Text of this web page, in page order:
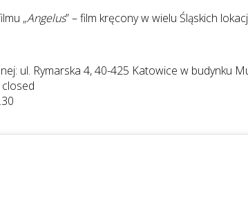
„Angelus” – film kręcony w wielu Śląskich
ul. Rymarska 4, 40-425 Katowice w budynku